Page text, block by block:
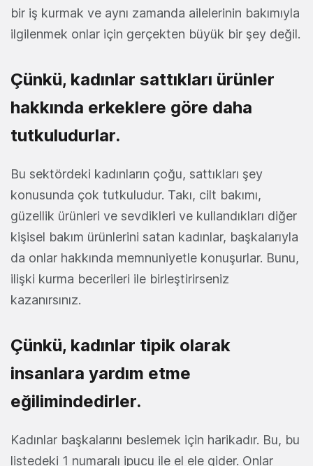
bir iş kurmak ve aynı zamanda ailelerinin bakımıyla
ilgilenmek onlar için gerçekten büyük bir şey değil.
Çünkü, kadınlar sattıkları ürünler
hakkında erkeklere göre daha
tutkuludurlar.
Bu sektördeki kadınların çoğu, sattıkları şey
konusunda çok tutkuludur. Takı, cilt bakımı,
güzellik ürünleri ve sevdikleri ve kullandıkları diğer
kişisel bakım ürünlerini satan kadınlar, başkalarıyla
da onlar hakkında memnuniyetle konuşurlar. Bunu,
ilişki kurma becerileri ile birleştirirseniz
kazanırsınız.
Çünkü, kadınlar tipik olarak
insanlara yardım etme
eğilimindedirler.
Kadınlar başkalarını beslemek için harikadır. Bu, bu
listedeki 1 numaralı ipucu ile el ele gider. Onlar